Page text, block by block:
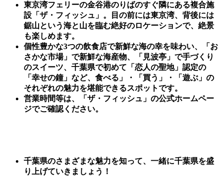
東京湾フェリーの金谷港のりばのすぐ隣にある複合施
設「ザ・フィッシュ」。目の前には東京湾、背後には
鋸山という海と山を臨む絶好のロケーションで、絶景
も楽しめます。
個性豊かな3つの飲食店で新鮮な海の幸を味わい、「お
さかな市場」で新鮮な海産物、「見波亭」で手づくり
のスイーツ、 千葉県で初めて「恋人の聖地」認定の
「幸せの鐘」など、 食べる」・「買う」・「遊ぶ」の
それぞれの魅力を堪能できるスポットです。
営業時間等は、「ザ・フィッシュ」の公式ホームペー
ジでご確認ください。
千葉県のさまざまな魅力を知って、一緒に千葉県を盛
り上げていきましょう！